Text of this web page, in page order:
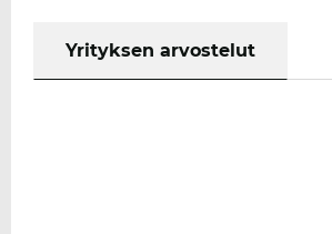
Yrityksen arvostelut